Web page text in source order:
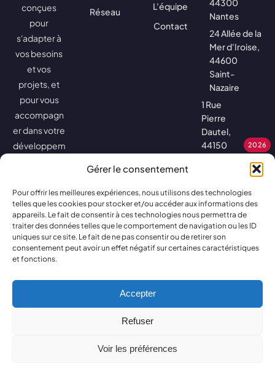
Gérer le consentement
Pour offrir les meilleures expériences, nous utilisons des technologies
telles que les cookies pour stocker et/ou accéder aux informations des
appareils. Le fait de consentir à ces technologies nous permettra de
traiter des données telles que le comportement de navigation ou les ID
uniques sur ce site. Le fait de ne pas consentir ou de retirer son
consentement peut avoir un effet négatif sur certaines caractéristiques
et fonctions.
Accepter
Refuser
Voir les préférences
conçues
pour
s'adapter à
vos besoins
et vos
projets, et
pour vous
accompagn
er dans votre
développem
Réseau
L'équipe
Contact
44300
Nantes
24 Allée de la
Mer d'Iroise,
44600
Saint-
Nazaire
1 Rue
Pierre
Dautel,
44150
2026
8h30 à
12h30 – 14h à
18h – (17h le
vendredi)
Tous droits réservés •Mentions légales•Politique de cookies•
2026
Conception du site par Nezumi